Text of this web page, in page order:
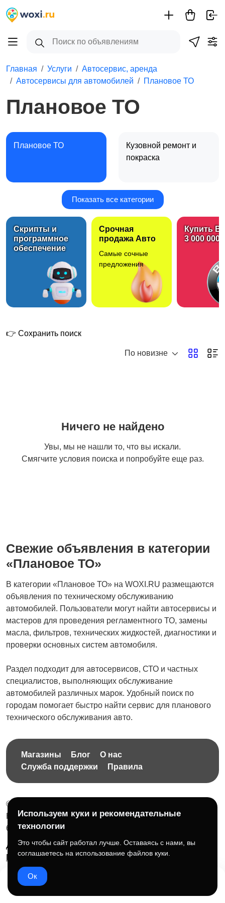
Главная Услуги
Автосервис, аренда
Автосервисы для автомобилей
Плановое ТО
Плановое ТО
Плановое ТО
Кузовной ремонт и
покраска
Диагностика и ремонт
авто
Тюнинг и
оборудование
Мойка и уход за авто
Шиномонтаж и ремонт
дисков
Показать все категории
Скрипты и
программное
обеспечение
Срочная
продажа Авто
Самые сочные
предложения
Купить
3 000 000
👉 Сохранить поиск
По новизне
Ничего не найдено
Увы, мы не нашли то, что вы искали.
Смягчите условия поиска и попробуйте еще раз.
Свежие объявления в категории
«Плановое ТО»
В категории «Плановое ТО» на WOXI.RU размещаются
объявления по техническому обслуживанию
автомобилей. Пользователи могут найти автосервисы и
мастеров для проведения регламентного ТО, замены
масла, фильтров, технических жидкостей, диагностики и
проверки основных систем автомобиля.
Раздел подходит для автосервисов, СТО и частных
специалистов, выполняющих обслуживание
автомобилей различных марок. Удобный поиск по
городам помогает быстро найти сервис для планового
технического обслуживания авто.
Магазины Блог
О нас
Служба поддержки
Правила
© 2026 Бесплатная доска объявлений без ограничений
НПД Краснорудская Анастасия Игоревна, ИНН:
614404606809
Документы и правила платформы
Для бизнеса
Партнёрам
Roadmap ☕ Поддержать проект
Используем куки и рекомендательные
технологии
Это чтобы сайт работал лучше. Оставаясь с нами, вы
соглашаетесь на использование файлов куки.
Ок